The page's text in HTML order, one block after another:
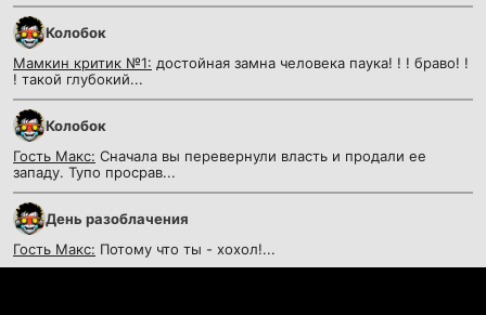
Колобок
Мамкин критик №1: достойная замна человека паука! ! ! браво! !
! такой глубокий...
Колобок
Гость Макс: Сначала вы перевернули власть и продали ее
западу. Тупо просрав...
День разоблачения
Гость Макс: Потому что ты - хохол!...